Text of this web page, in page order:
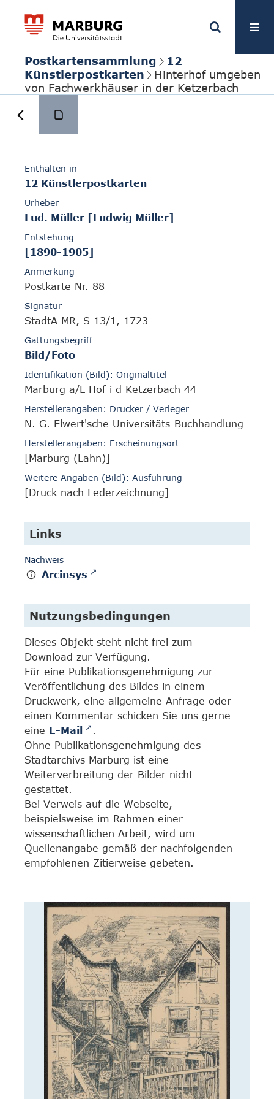
Postkartensammlung
12
Künstlerpostkarten
Hinterhof umgeben
von Fachwerkhäuser in der Ketzerbach
Enthalten in
12 Künstlerpostkarten
Urheber
Lud. Müller [Ludwig Müller]
Entstehung
[1890-1905]
Anmerkung
Postkarte Nr. 88
Signatur
StadtA MR, S 13/1, 1723
Gattungsbegriff
Bild/Foto
Identifikation (Bild): Originaltitel
Marburg a/L Hof i d Ketzerbach 44
Herstellerangaben: Drucker / Verleger
N. G. Elwert'sche Universitäts-Buchhandlung
Herstellerangaben: Erscheinungsort
[Marburg (Lahn)]
Weitere Angaben (Bild): Ausführung
[Druck nach Federzeichnung]
Links
Nachweis
Arcinsys
Nutzungsbedingungen
Dieses Objekt steht nicht frei zum
Download zur Verfügung.
Für eine Publikationsgenehmigung zur
Veröffentlichung des Bildes in einem
Druckwerk, eine allgemeine Anfrage oder
einen Kommentar schicken Sie uns gerne
eine E-Mail
.
Ohne Publikationsgenehmigung des
Stadtarchivs Marburg ist eine
Weiterverbreitung der Bilder nicht
gestattet.
Bei Verweis auf die Webseite,
beispielsweise im Rahmen einer
wissenschaftlichen Arbeit, wird um
Quellenangabe gemäß der nachfolgenden
empfohlenen Zitierweise gebeten.